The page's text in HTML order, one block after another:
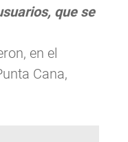
que se
en el
Cana,